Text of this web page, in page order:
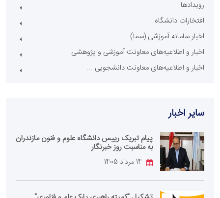
رویدادها
افتخارات دانشگاه
اخبار سامانه آموزشی (سما)
اخبار و اطلاعیه‌های معاونت آموزشی و پژوهشی
اخبار و اطلاعیه‌های معاونت دانشجویی ...
سایر اخبار
پیام تبریک رییس دانشگاه علوم و فنون مازندران
به مناسبت روز خبرنگار